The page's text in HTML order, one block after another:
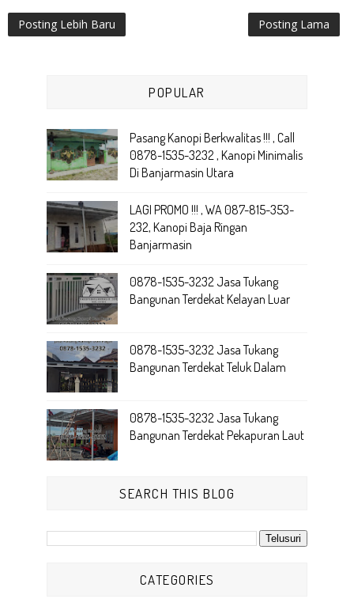
Posting Lebih Baru Posting Lama
POPULAR
Pasang Kanopi Berkwalitas !!! , Call
0878-1535-3232 , Kanopi Minimalis
Di Banjarmasin Utara
LAGI PROMO !!! , WA 087-815-353-
232, Kanopi Baja Ringan
Banjarmasin
0878-1535-3232 Jasa Tukang
Bangunan Terdekat Kelayan Luar
0878-1535-3232 Jasa Tukang
Bangunan Terdekat Teluk Dalam
0878-1535-3232 Jasa Tukang
Bangunan Terdekat Pekapuran Laut
SEARCH THIS BLOG
CATEGORIES